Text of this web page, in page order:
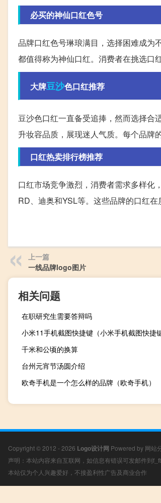
必买的神仙口红色号
品牌口红色号琳琅满目，选择困难成为
都值得称为神仙口红。消费者在挑选口
大牌豆沙色口红推荐
豆沙色口红一直备受追捧，然而选择合
升妆容品质，展现迷人气质。每个品牌
口红热卖排行榜推荐
口红市场竞争激烈，消费者需求多样化
RD、迪奥和YSL等。这些品牌的口红
上一篇
一线品牌logo图片
相关问题
在职研究生需要答辩吗
小米11手机截图快捷键（小米手机截图快捷键
千米和公顷的换算
台州元宵节汤圆介绍
欧奇手机是一个怎么样的品牌（欧奇手机）
Copyright © 2012 - 2026 Logo设计网 Powered by 网站
声明：本站内容来自互联网，如信息有错误可发邮件到
本站仅为个人兴趣爱好，不接盈利性广告及商业合作